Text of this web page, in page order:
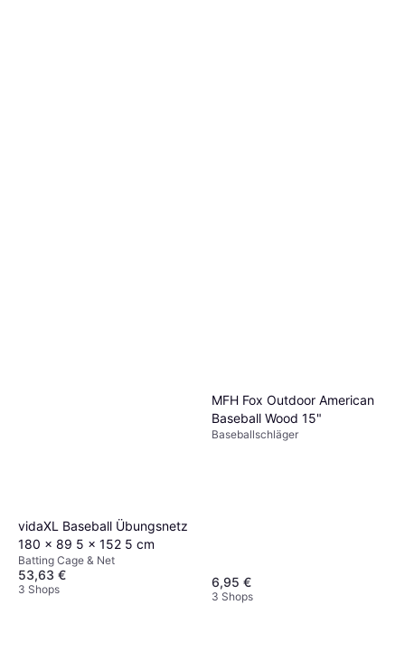
vidaXL Baseball Übungsnetz
180 x 89 5 x 152 5 cm
Batting Cage & Net
53,63 €
3 Shops
MFH Fox Outdoor American
Baseball Wood 15"
Baseballschläger
6,95 €
3 Shops